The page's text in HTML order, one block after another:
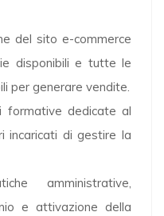
del sito e-commerce
disponibili e tutte le
per generare vendite.
formative dedicate al
incaricati di gestire la
amministrative,
e attivazione della